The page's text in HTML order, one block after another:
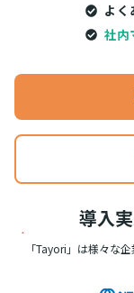
よく
社内
導入
「Tayori」は様々な